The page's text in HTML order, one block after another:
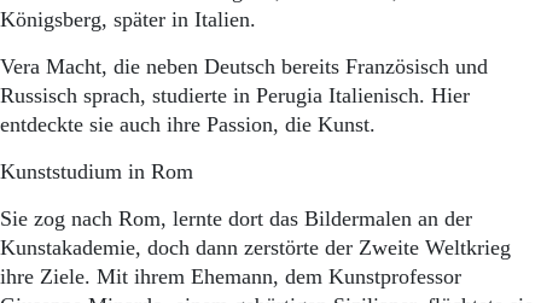
Königsberg, später in Italien.
Vera Macht, die neben Deutsch bereits Französisch und
Russisch sprach, studierte in Perugia Italienisch. Hier
entdeckte sie auch ihre Passion, die Kunst.
Kunststudium in Rom
Sie zog nach Rom, lernte dort das Bildermalen an der
Kunstakademie, doch dann zerstörte der Zweite Weltkrieg
ihre Ziele. Mit ihrem Ehemann, dem Kunstprofessor